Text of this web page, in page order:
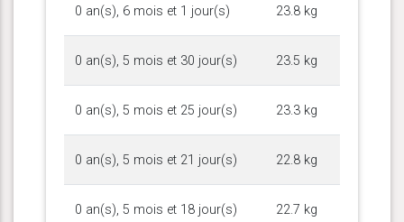
0 an(s), 6 mois et 1 jour(s) 23.8 kg
0 an(s), 5 mois et 30 jour(s) 23.5 kg
0 an(s), 5 mois et 25 jour(s) 23.3 kg
0 an(s), 5 mois et 21 jour(s) 22.8 kg
0 an(s), 5 mois et 18 jour(s) 22.7 kg